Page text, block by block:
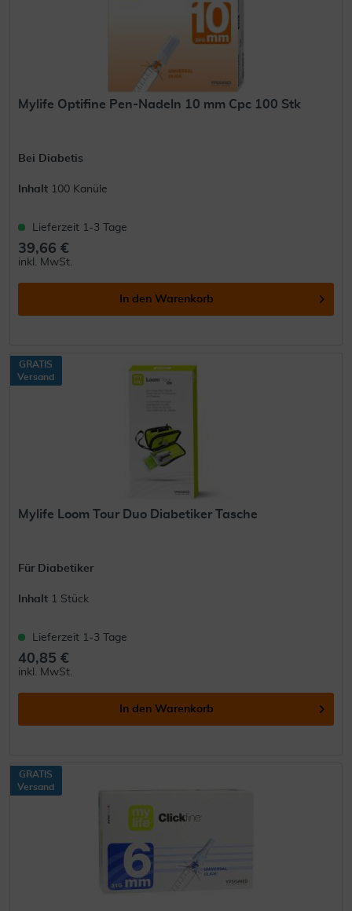
Mylife Optifine Pen-Nadeln 10 mm Cpc 100 Stk
Bei Diabetis
Inhalt 100 Kanüle
Lieferzeit 1-3 Tage
39,66 €
inkl. MwSt.
In den Warenkorb
GRATIS
Versand
Mylife Loom Tour Duo Diabetiker Tasche
Für Diabetiker
Inhalt 1 Stück
Lieferzeit 1-3 Tage
40,85 €
inkl. MwSt.
In den Warenkorb
GRATIS
Versand